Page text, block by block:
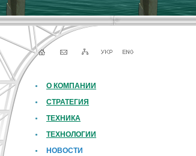
О КОМПАНИИ
СТРАТЕГИЯ
ТЕХНИКА
ТЕХНОЛОГИИ
НОВОСТИ